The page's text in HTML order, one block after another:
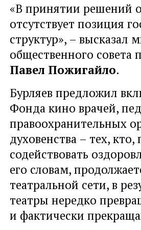
«В принятии решений
отсутствует позиция
структур», – высказал
общественного
Павел Пожигайло.
Бурляев предложил
Фонда кино врачей,
правоохранительных
духовенства – тех,
содействовать
его словам,
театральной сети, в
театры нередко
и фактически